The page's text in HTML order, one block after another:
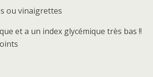
ou vinaigrettes
et a un index glycémique très bas !!